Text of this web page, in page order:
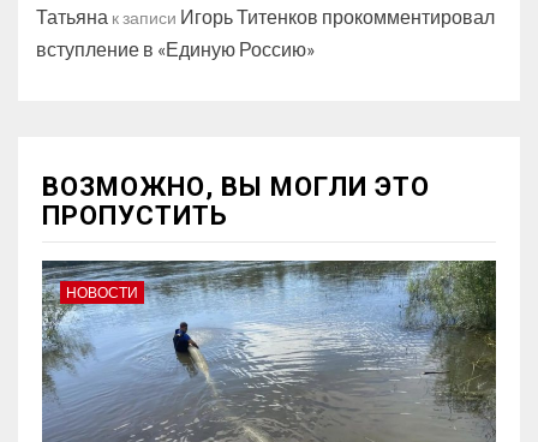
Татьяна к записи Игорь Титенков прокомментировал
вступление в «Единую Россию»
ВОЗМОЖНО, ВЫ МОГЛИ ЭТО
ПРОПУСТИТЬ
НОВОСТИ